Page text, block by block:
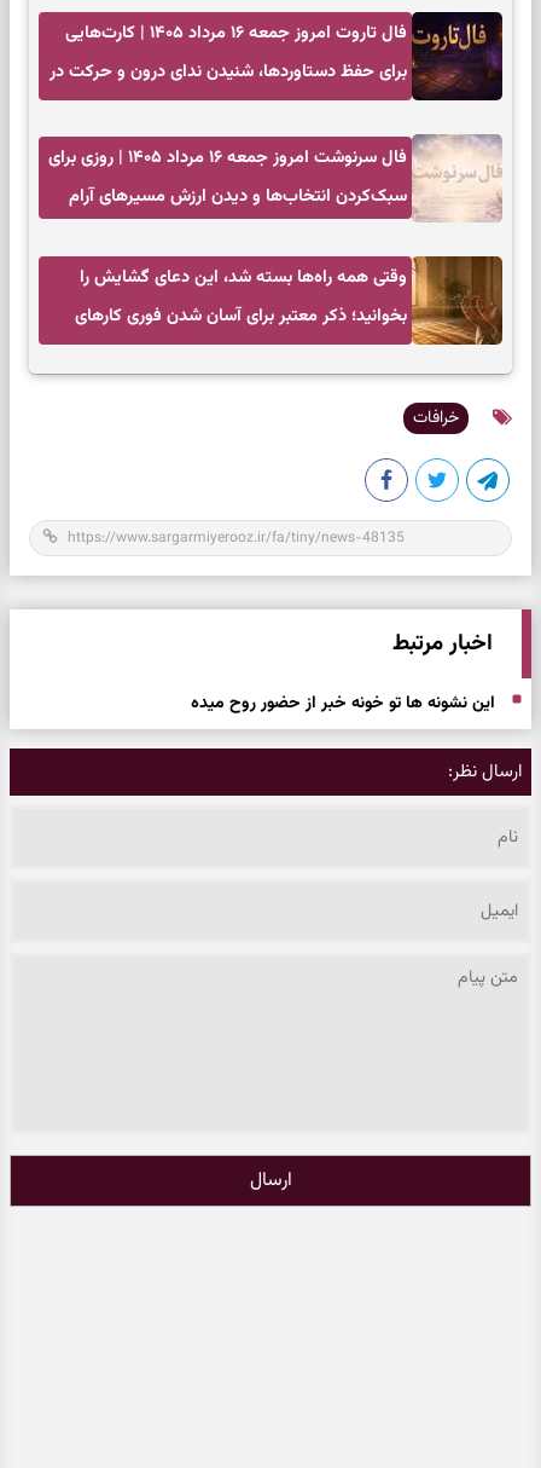
فال تاروت امروز جمعه ۱۶ مرداد ۱۴۰۵ | کارت‌هایی
برای حفظ دستاوردها، شنیدن ندای درون و حرکت در
فال سرنوشت امروز جمعه ۱۶ مرداد ۱۴۰۵ | روزی برای
سبک‌کردن انتخاب‌ها و دیدن ارزش مسیرهای آرام
وقتی همه راه‌ها بسته شد، این دعای گشایش را
بخوانید؛ ذکر معتبر برای آسان شدن فوری کارهای
خرافات
اخبار مرتبط
این نشونه ها تو خونه خبر از حضور روح میده
ارسال نظر:
ارسال